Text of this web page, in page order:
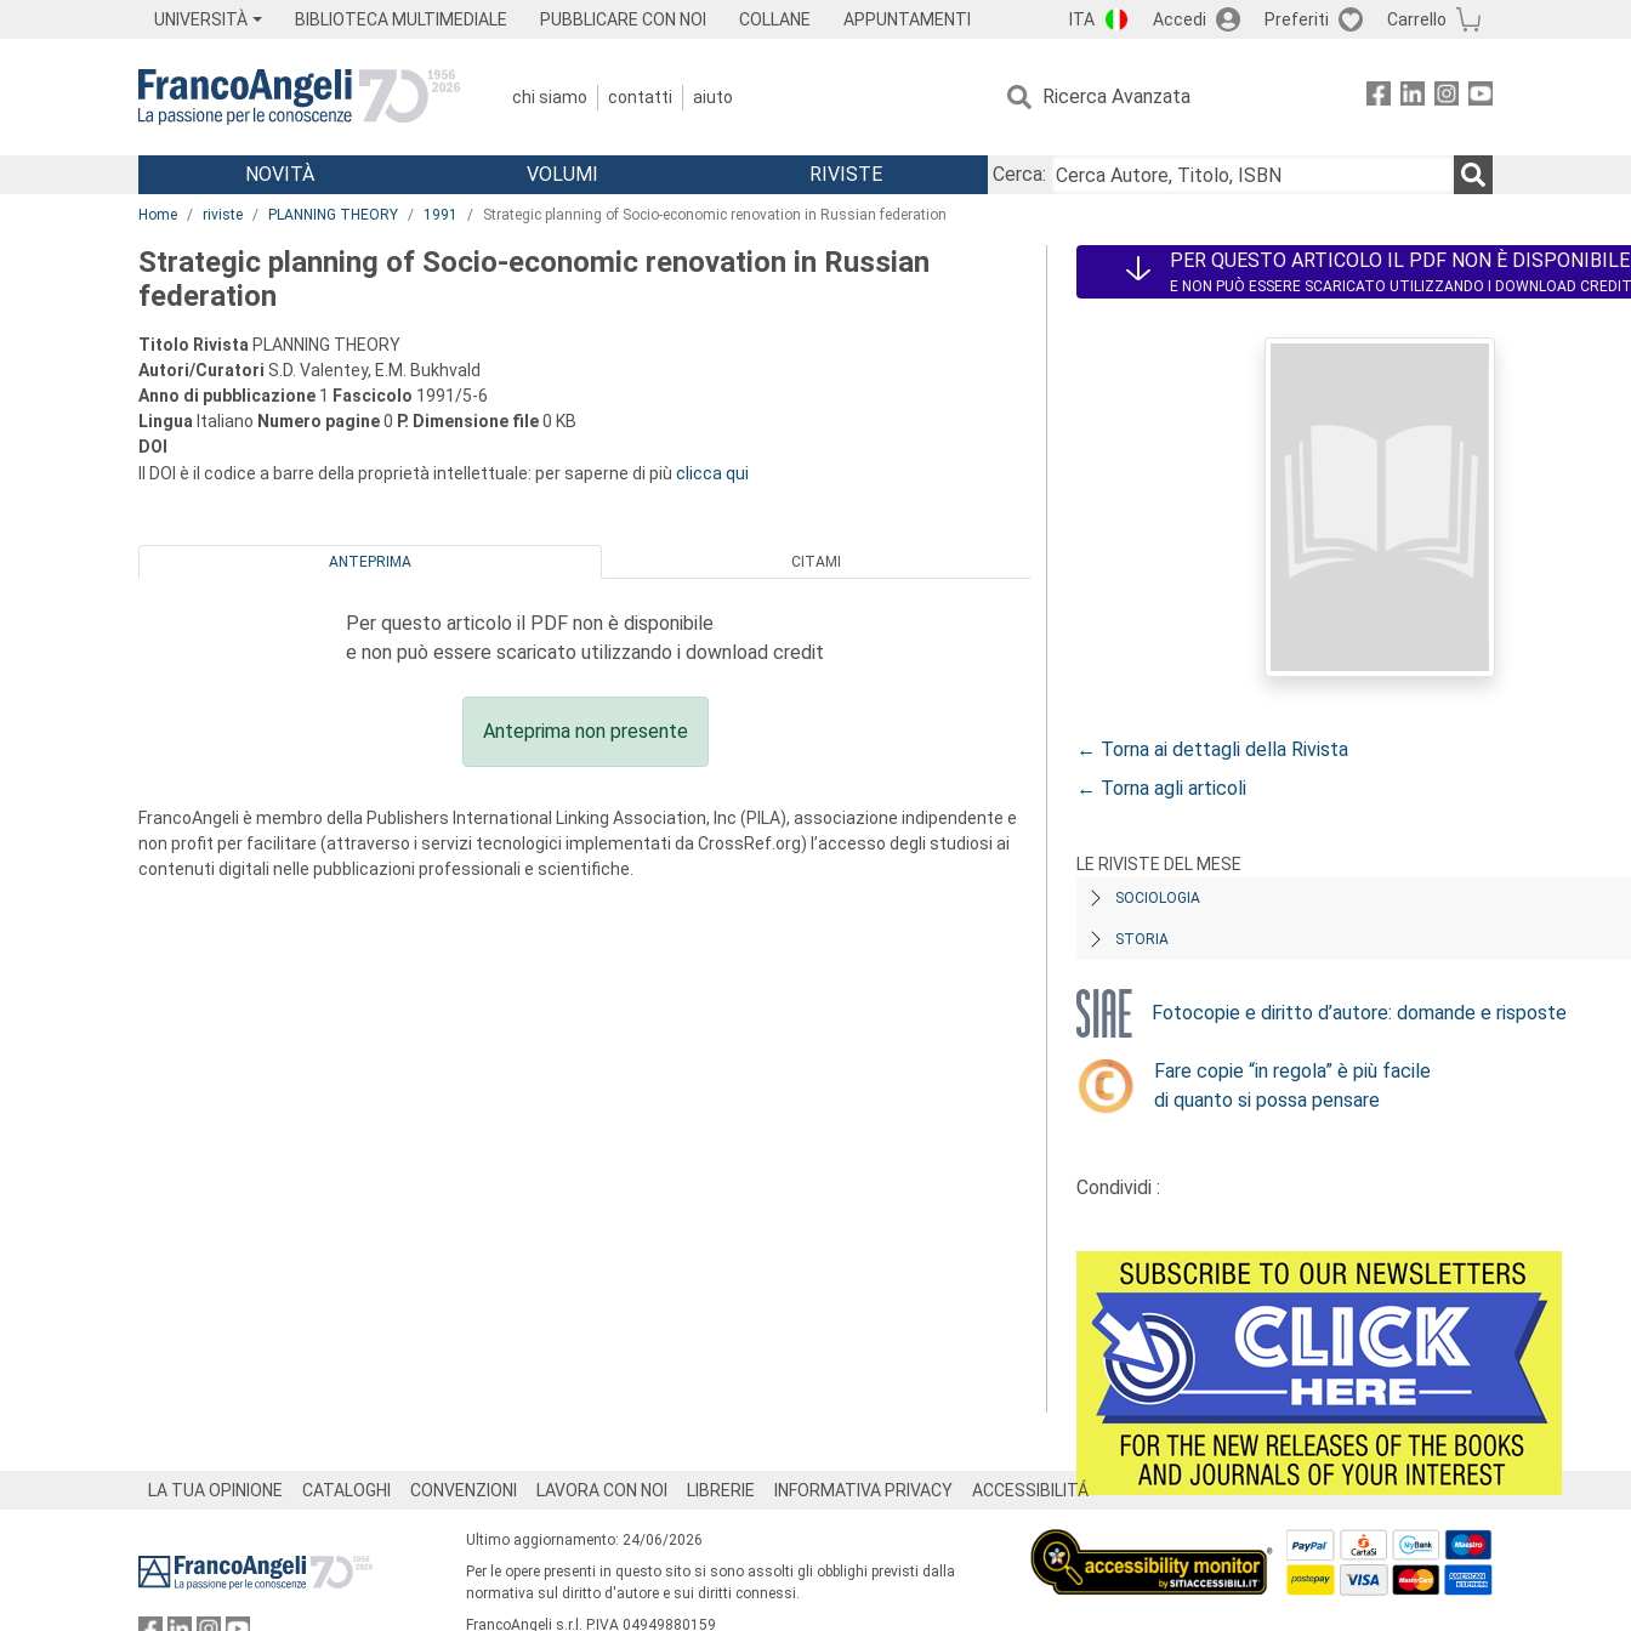
UNIVERSITÀ BIBLIOTECA MULTIMEDIALE PUBBLICARE CON NOI COLLANE APPUNTAMENTI ITA Accedi Preferiti Carrello
chi siamo contatti aiuto Ricerca Avanzata
Menu
NOVITÀ VOLUMI RIVISTE
Cerca:
Home riviste PLANNING THEORY 1991 Strategic planning of Socio-economic renovation in Russian federation
Strategic planning of Socio-economic renovation in Russian
federation
Titolo Rivista PLANNING THEORY
Autori/Curatori S.D. Valentey, E.M. Bukhvald
Anno di pubblicazione 1 Fascicolo 1991/5-6
Lingua Italiano Numero pagine0 P. Dimensione file0 KB
DOI
Il DOI è il codice a barre della proprietà intellettuale: per saperne di più clicca qui
ANTEPRIMA CITAMI
Per questo articolo il PDF non è disponibile
e non può essere scaricato utilizzando i download credit
Anteprima non presente
FrancoAngeli è membro della Publishers International Linking Association, Inc (PILA), associazione indipendente e
non profit per facilitare (attraverso i servizi tecnologici implementati da CrossRef.org) l’accesso degli studiosi ai
contenuti digitali nelle pubblicazioni professionali e scientifiche.
PER QUESTO ARTICOLO IL PDF NON È DISPONIBILE
E NON PUÒ ESSERE SCARICATO UTILIZZANDO I DOWNLOAD CREDIT
← Torna ai dettagli della Rivista
← Torna agli articoli
LE RIVISTE DEL MESE
SOCIOLOGIA
STORIA
Fotocopie e diritto d’autore: domande e risposte
Fare copie “in regola” è più facile
di quanto si possa pensare
Condividi :
LA TUA OPINIONE CATALOGHI CONVENZIONI LAVORA CON NOI LIBRERIE INFORMATIVA PRIVACY ACCESSIBILITÁ
Ultimo aggiornamento: 24/06/2026
Per le opere presenti in questo sito si sono assolti gli obblighi previsti dalla
normativa sul diritto d'autore e sui diritti connessi.
FrancoAngeli s.r.l. P.IVA 04949880159